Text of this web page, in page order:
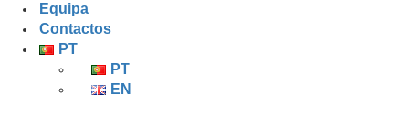
Equipa
Contactos
PT
PT
EN